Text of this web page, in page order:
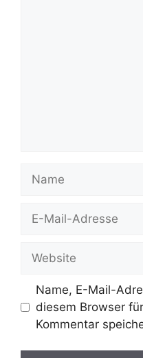
Mail-
Name, E-Mail-
diesem Browser
Kommentar